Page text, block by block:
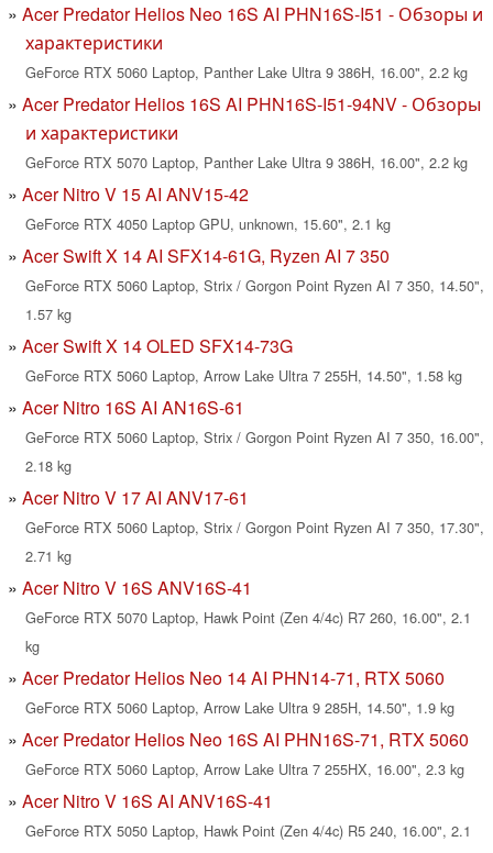
Acer Predator Helios Neo 16S AI PHN16S-I51 - Обзоры и
характеристики
GeForce RTX 5060 Laptop, Panther Lake Ultra 9 386H, 16.00", 2.2 kg
Acer Predator Helios 16S AI PHN16S-I51-94NV - Обзоры
и характеристики
GeForce RTX 5070 Laptop, Panther Lake Ultra 9 386H, 16.00", 2.2 kg
Acer Nitro V 15 AI ANV15-42
GeForce RTX 4050 Laptop GPU, unknown, 15.60", 2.1 kg
Acer Swift X 14 AI SFX14-61G, Ryzen AI 7 350
GeForce RTX 5060 Laptop, Strix / Gorgon Point Ryzen AI 7 350, 14.50",
1.57 kg
Acer Swift X 14 OLED SFX14-73G
GeForce RTX 5060 Laptop, Arrow Lake Ultra 7 255H, 14.50", 1.58 kg
Acer Nitro 16S AI AN16S-61
GeForce RTX 5060 Laptop, Strix / Gorgon Point Ryzen AI 7 350, 16.00",
2.18 kg
Acer Nitro V 17 AI ANV17-61
GeForce RTX 5060 Laptop, Strix / Gorgon Point Ryzen AI 7 350, 17.30",
2.71 kg
Acer Nitro V 16S ANV16S-41
GeForce RTX 5070 Laptop, Hawk Point (Zen 4/4c) R7 260, 16.00", 2.1
kg
Acer Predator Helios Neo 14 AI PHN14-71, RTX 5060
GeForce RTX 5060 Laptop, Arrow Lake Ultra 9 285H, 14.50", 1.9 kg
Acer Predator Helios Neo 16S AI PHN16S-71, RTX 5060
GeForce RTX 5060 Laptop, Arrow Lake Ultra 7 255HX, 16.00", 2.3 kg
Acer Nitro V 16S AI ANV16S-41
GeForce RTX 5050 Laptop, Hawk Point (Zen 4/4c) R5 240, 16.00", 2.1